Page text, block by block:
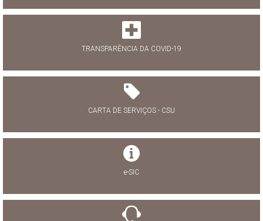
TRANSPARÊNCIA DA COVID-19
CARTA DE SERVIÇOS - CSU
e-SIC